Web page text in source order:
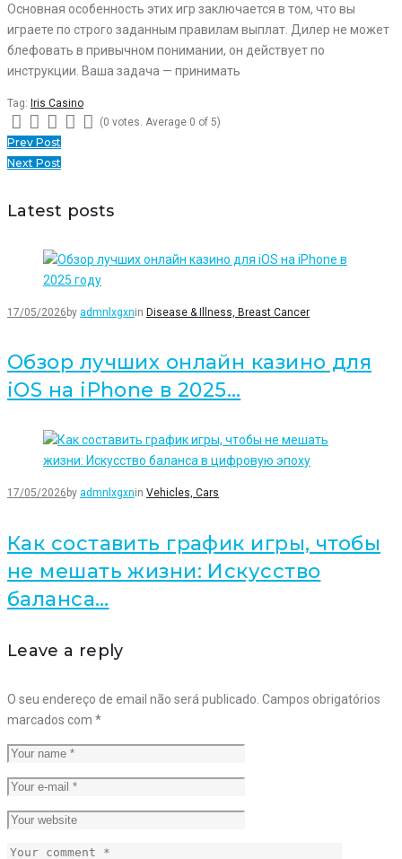
Основная особенность этих игр заключается в том, что вы
играете по строго заданным правилам выплат. Дилер не может
блефовать в привычном понимании, он действует по
инструкции. Ваша задача — принимать
Tag: Iris Casino
3
2
1
(0 votes . Average 0 of 5)
Navegação
de
artigos
Prev Post
Next Post
Latest posts
17/05/2026 by admnlxgxnin Disease & Illness, Breast Cancer
Обзор лучших онлайн казино для
iOS на iPhone в 2025…
17/05/2026 by admnlxgxnin Vehicles, Cars
Как составить график игры, чтобы
не мешать жизни: Искусство
баланса…
Leave a reply
O seu endereço de email não será publicado. Campos obrigatórios
marcados com *